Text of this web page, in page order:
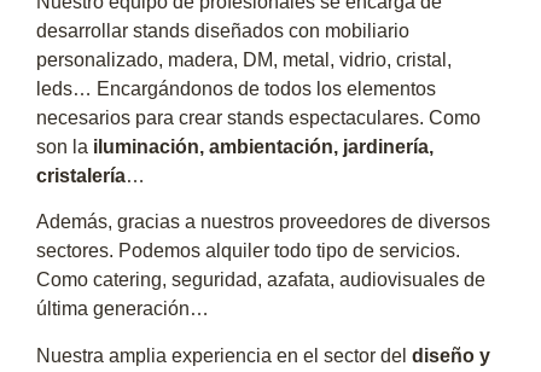
desarrollar stands diseñados con mobiliario
personalizado, madera, DM, metal, vidrio, cristal,
leds… Encargándonos de todos los elementos
necesarios para crear stands espectaculares. Como
son la iluminación, ambientación, jardinería,
cristalería…
Además, gracias a nuestros proveedores de diversos
sectores. Podemos alquiler todo tipo de servicios.
Como catering, seguridad, azafata, audiovisuales de
última generación…
Nuestra amplia experiencia en el sector del diseño y